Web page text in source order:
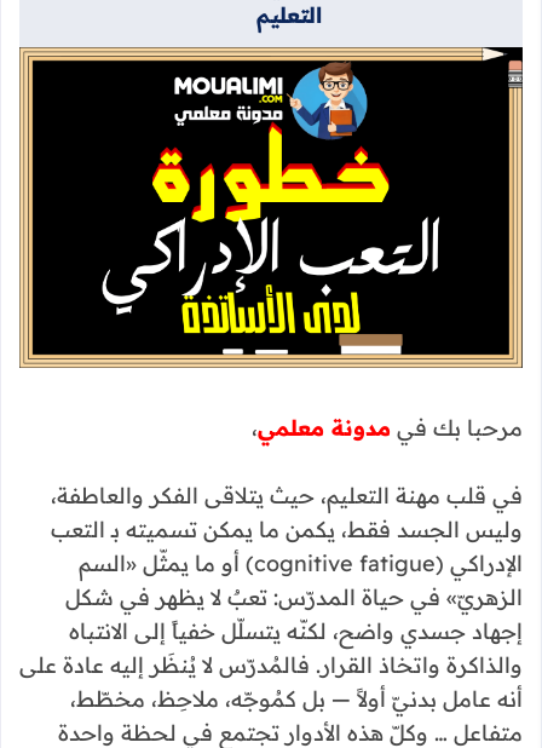
التعليم
مرحبا بك في مدونة معلمي،
في قلب مهنة التعليم، حيث يتلاقى الفكر والعاطفة،
وليس الجسد فقط، يكمن ما يمكن تسميته بـ التعب
الإدراكي (cognitive fatigue) أو ما يمثّل «السم
الزهريّ» في حياة المدرّس: تعبٌ لا يظهر في شكل
إجهاد جسدي واضح، لكنّه يتسلّل خفياً إلى الانتباه
والذاكرة واتخاذ القرار. فالمُدرّس لا يُنظَر إليه عادة على
أنه عامل بدنيّ أولاً — بل كمُوجّه، ملاحِظ، مخطّط،
متفاعل … وكلّ هذه الأدوار تجتمع في لحظة واحدة